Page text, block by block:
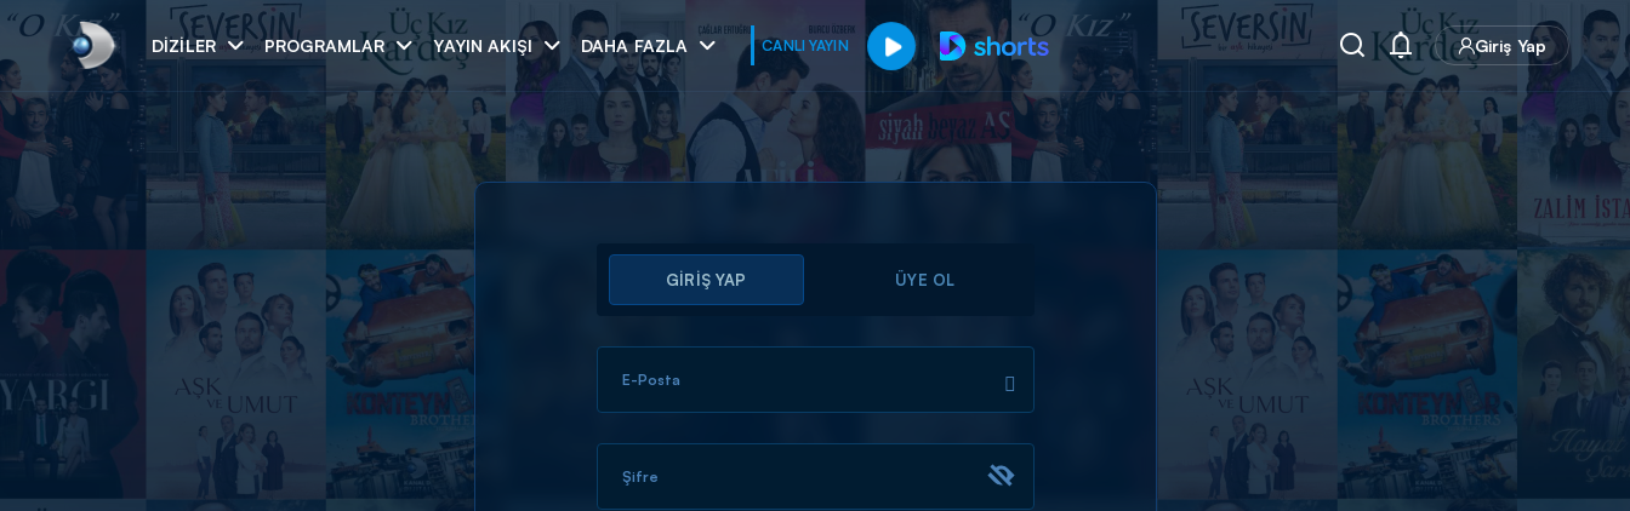
DIZILER PROGRAMLAR YAYIN AKIŞI DAHA FAZLA CANLI YAYIN Giriş Yap
Arama
ARAMA SONUÇLARI
GİRİŞ YAP ÜYE OL
E-Posta
Şifre